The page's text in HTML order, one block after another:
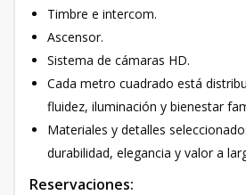
Timbre e intercom.
Ascensor.
Sistema de cámaras HD.
Cada metro cuadrado está
fluidez, iluminación y bienestar
Materiales y detalles
durabilidad, elegancia y valor a
Reservaciones: